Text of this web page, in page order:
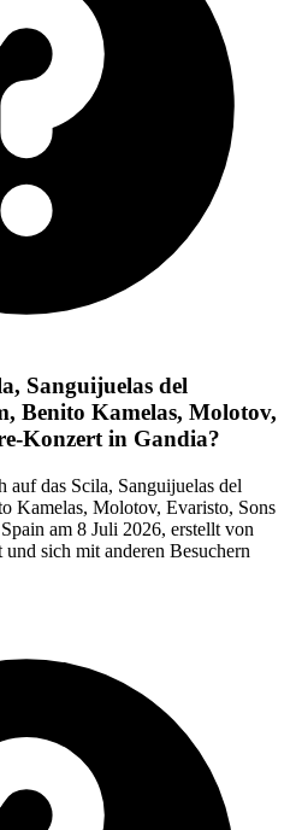
Sanguijuelas del
Benito Kamelas, Molotov,
Konzert in Gandia?
auf das Scila, Sanguijuelas del
Kamelas, Molotov, Evaristo, Sons
am 8 Juli 2026, erstellt von
sich mit anderen Besuchern